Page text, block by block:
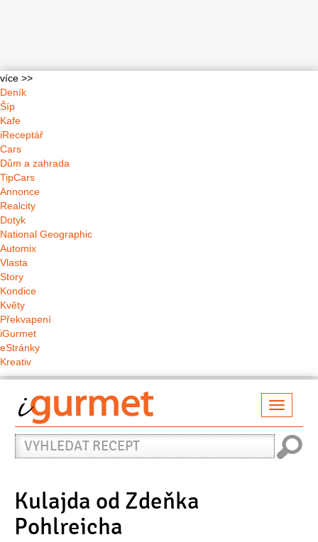
více >>
Deník
Šíp
Kafe
iReceptář
Cars
Dům a zahrada
TipCars
Annonce
Realcity
Dotyk
National Geographic
Automix
Vlasta
Story
Kondice
Květy
Překvapení
iGurmet
eStránky
Kreativ
Vyhledat
recept
Kulajda od Zdeňka
Pohlreicha